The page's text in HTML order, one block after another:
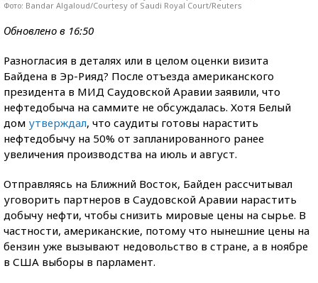
Фото: Bandar Algaloud/Courtesy of Saudi Royal Court/Reuters
Обновлено в 16:50
Разногласия в деталях или в целом оценки визита
Байдена в Эр-Рияд? После отъезда американского
президента в МИД Саудовской Аравии заявили, что
нефтедобыча на саммите не обсуждалась. Хотя Белый
дом утверждал, что саудиты готовы нарастить
нефтедобычу на 50% от запланированного ранее
увеличения производства на июль и август.
Отправляясь на Ближний Восток, Байден рассчитывал
уговорить партнеров в Саудовской Аравии нарастить
добычу нефти, чтобы снизить мировые цены на сырье. В
частности, американские, потому что нынешние цены на
бензин уже вызывают недовольство в стране, а в ноябре
в США выборы в парламент.